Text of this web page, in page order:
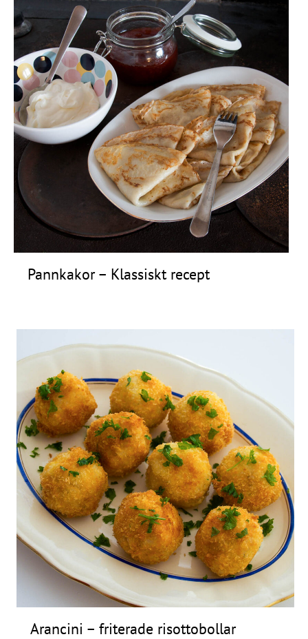
Pannkakor – Klassiskt recept
Arancini – friterade risottobollar